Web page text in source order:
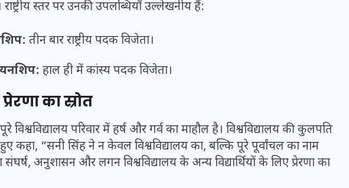
स्तर पर उनकी उपलब्धियाँ उल्लेखनीय हैं:
तीन बार राष्ट्रीय पदक विजेता।
हाल ही में कांस्य पदक विजेता।
का स्रोत
परिवार में हर्ष और गर्व का माहौल है। विश्वविद्यालय की कुलपति
कहा, “सनी सिंह ने न केवल विश्वविद्यालय का, बल्कि पूरे पूर्वांचल का नाम
संघर्ष, अनुशासन और लगन विश्वविद्यालय के अन्य विद्यार्थियों के लिए प्रेरणा का
के पदों
जारी,
UPSSSC Lekhpal Recruitment
2025: यूपी में लेखपाल के पदों
पर बंपर भर्ती का विज्ञापन जारी,
जानें कब से शुरू होंगे आवेदन